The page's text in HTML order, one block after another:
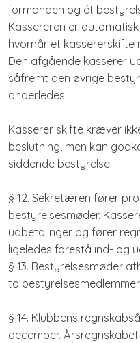
formanden og ét
Kassereren er
hvornår et kassererskifte
Den afgående kasserer
såfremt den øvrige
anderledes.
Kasserer skifte kræver
beslutning, men kan
siddende bestyrelse.
§ 12. Sekretæren fører
bestyrelsesmøder.
udbetalinger og fører
ligeledes forestå ind- og
§ 13. Bestyrelsesmøder
to
§ 14. Klubbens
december.